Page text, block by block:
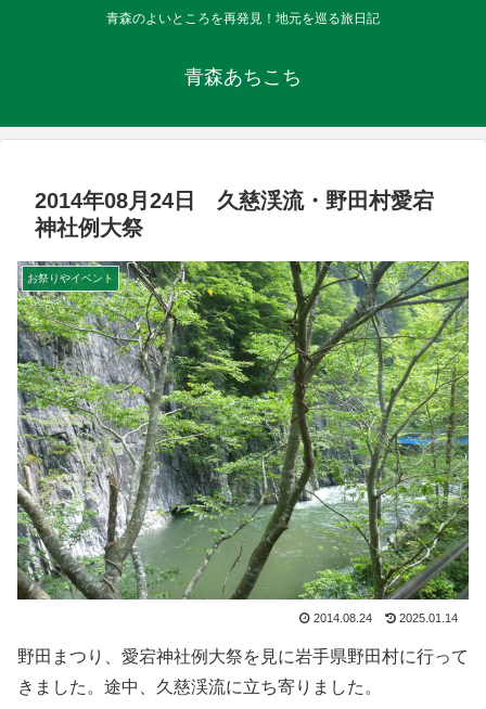
青森のよいところを再発見！地元を巡る旅日記
青森あちこち
2014年08月24日 久慈渓流・野田村愛宕
神社例大祭
お祭りやイベント
2014.08.24 2025.01.14
野田まつり、愛宕神社例大祭を見に岩手県野田村に行って
きました。途中、久慈渓流に立ち寄りました。